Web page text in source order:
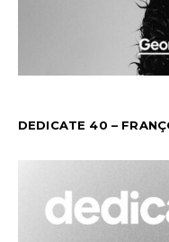
DEDICATE 40 –